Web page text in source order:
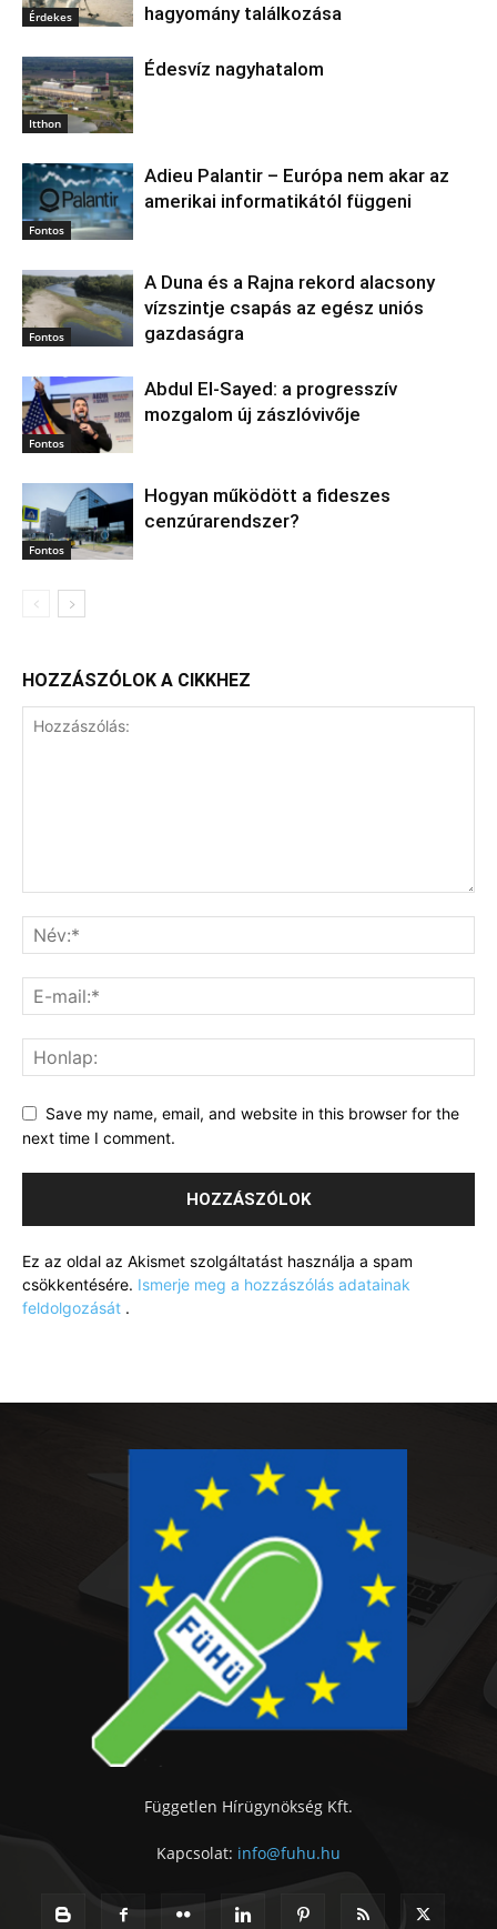
Érdekes
hagyomány találkozása
Itthon
Édesvíz nagyhatalom
Fontos
Adieu Palantir – Európa nem akar az
amerikai informatikától függeni
Fontos
A Duna és a Rajna rekord alacsony
vízszintje csapás az egész uniós
gazdaságra
Fontos
Abdul El‑Sayed: a progresszív
mozgalom új zászlóvivője
Fontos
Hogyan működött a fideszes
cenzúrarendszer?
HOZZÁSZÓLOK A CIKKHEZ
Save my name, email, and website in this browser for the
next time I comment.
Ez az oldal az Akismet szolgáltatást használja a spam
csökkentésére. Ismerje meg a hozzászólás adatainak
feldolgozását .
Független Hírügynökség Kft.
Kapcsolat: info@fuhu.hu